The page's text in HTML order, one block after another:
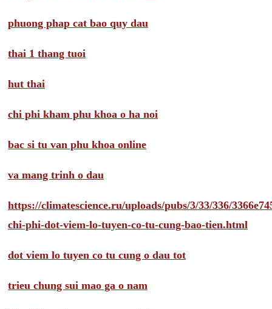
phuong phap cat bao quy dau
thai 1 thang tuoi
hut thai
chi phi kham phu khoa o ha noi
bac si tu van phu khoa online
va mang trinh o dau
https://climatescience.ru/uploads/pubs/3/33/336/
chi-phi-dot-viem-lo-tuyen-co-tu-cung-bao-tien.html
dot viem lo tuyen co tu cung o dau tot
trieu chung sui mao ga o nam